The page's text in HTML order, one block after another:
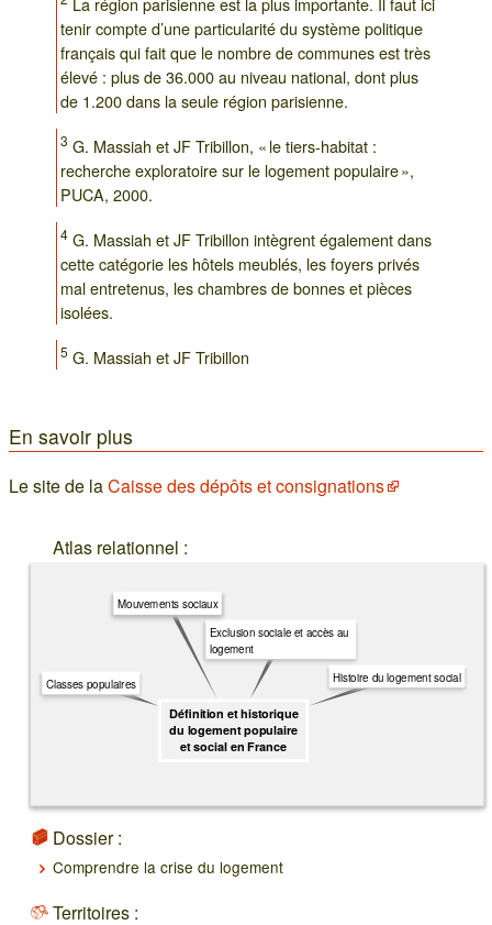
tenir compte d’une particularité du système politique
français qui fait que le nombre de communes est très
élevé : plus de 36.000 au niveau national, dont plus
de 1.200 dans la seule région parisienne.
3 G. Massiah et JF Tribillon, « le tiers-habitat :
recherche exploratoire sur le logement populaire »,
PUCA, 2000.
4 G. Massiah et JF Tribillon intègrent également dans
cette catégorie les hôtels meublés, les foyers privés
mal entretenus, les chambres de bonnes et pièces
isolées.
5 G. Massiah et JF Tribillon
En savoir plus
Le site de laCaisse des dépôts et consignations
Atlas relationnel :
Définition et historique
du logement populaire
et social en France
Histoire du logement social
Exclusion sociale et accès au
logement
Mouvements sociaux
Classes populaires
Dossier :
Comprendre la crise du logement
Territoires :